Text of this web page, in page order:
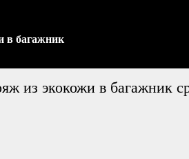
в багажник
из экокожи в багажник